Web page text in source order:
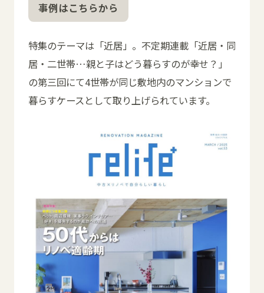
事例はこちらから
特集のテーマは「近居」。不定期連載「近居・同
居・二世帯…親と子はどう暮らすのが幸せ？」
の第三回にて4世帯が同じ敷地内のマンションで
暮らすケースとして取り上げられています。